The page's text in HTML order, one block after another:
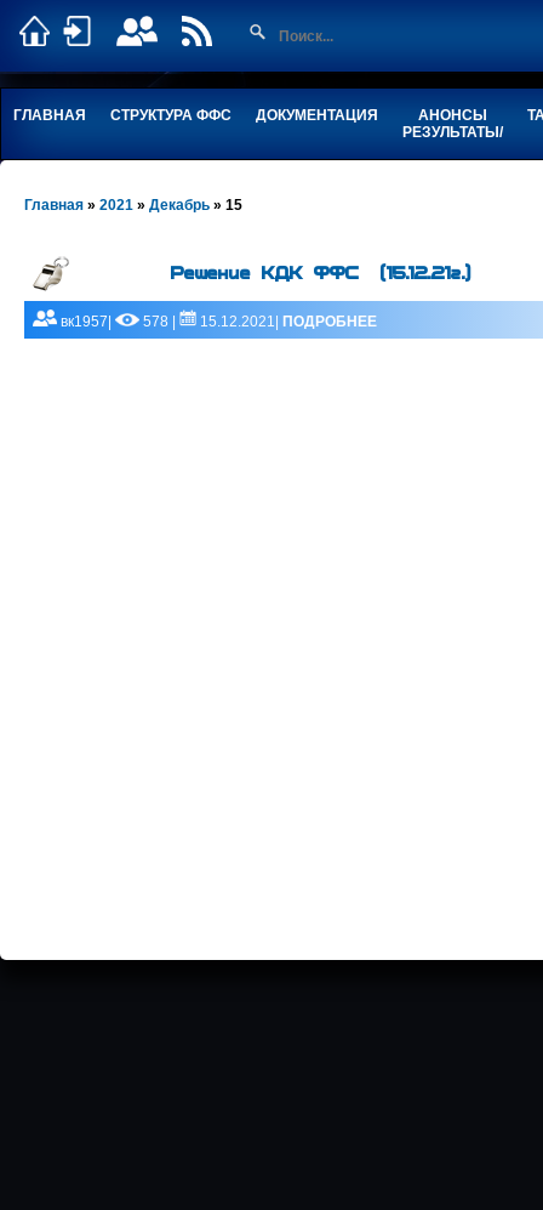
ГЛАВНАЯ СТРУКТУРА ФФС ДОКУМЕНТАЦИЯ
АНОНСЫ
РЕЗУЛЬТАТЫ/
Главная » 2021 » Декабрь » 15
Решение КДК ФФС (15.12.21г.)
вк1957| 578 | 15.12.2021| ПОДРОБНЕЕ